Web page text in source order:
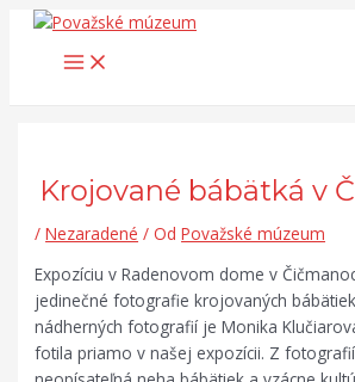
PreskočiťMenu
Krojované bábätká v
/Nezaradené / Od Považské múzeum
Expozíciu v Radenovom dome v
jedinečné fotografie krojovaných
nádherných fotografií je Monika
fotila priamo v našej expozícii. Z
Post
navigation
Search...